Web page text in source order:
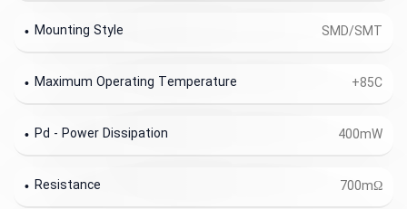
SMD/SMT
Mounting Style
+85C
Maximum Operating Temperature
400mW
Pd - Power Dissipation
700mΩ
Resistance